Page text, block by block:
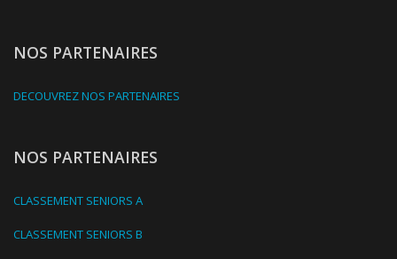
NOS PARTENAIRES
DECOUVREZ NOS PARTENAIRES
NOS PARTENAIRES
CLASSEMENT SENIORS A
CLASSEMENT SENIORS B